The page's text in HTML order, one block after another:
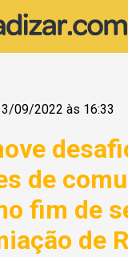
09/2022 às 16:33
de
fim de
de